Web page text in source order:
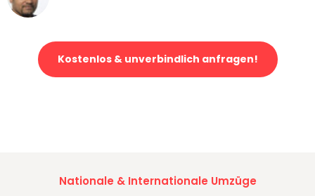
Kostenlos & unverbindlich anfragen!
Nationale & Internationale Umzüge